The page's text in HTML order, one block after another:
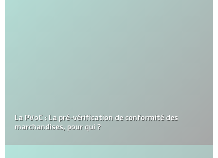
La PVoC : La pré-vérification de conformité des
marchandises, pour qui ?